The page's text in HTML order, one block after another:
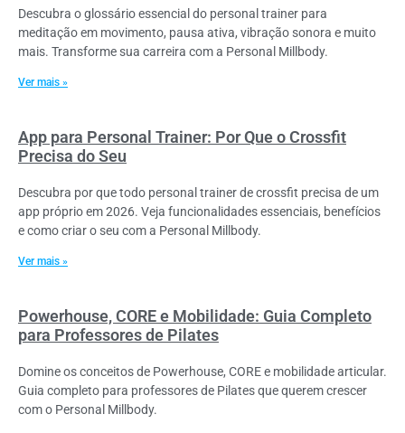
Descubra o glossário essencial do personal trainer para
meditação em movimento, pausa ativa, vibração sonora e muito
mais. Transforme sua carreira com a Personal Millbody.
Ver mais »
App para Personal Trainer: Por Que o Crossfit
Precisa do Seu
Descubra por que todo personal trainer de crossfit precisa de um
app próprio em 2026. Veja funcionalidades essenciais, benefícios
e como criar o seu com a Personal Millbody.
Ver mais »
Powerhouse, CORE e Mobilidade: Guia Completo
para Professores de Pilates
Domine os conceitos de Powerhouse, CORE e mobilidade articular.
Guia completo para professores de Pilates que querem crescer
com o Personal Millbody.